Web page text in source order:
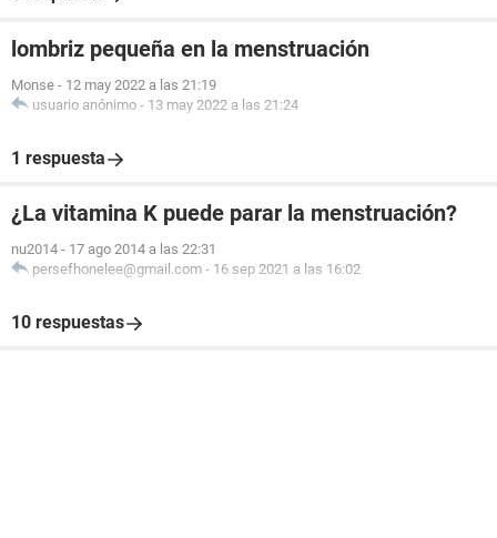
lombriz pequeña en la menstruación
Monse - 12 may 2022 a las 21:19
usuario anónimo - 13 may 2022 a las 21:24
1 respuesta
¿La vitamina K puede parar la menstruación?
nu2014 - 17 ago 2014 a las 22:31
persefhonelee@gmail.com - 16 sep 2021 a las 16:02
10 respuestas